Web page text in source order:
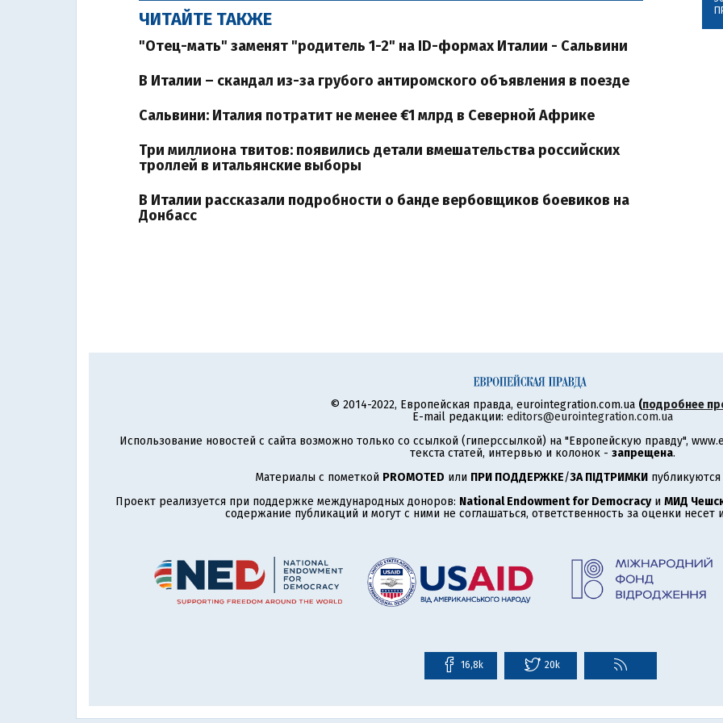
ЧИТАЙТЕ ТАКЖЕ
"Отец-мать" заменят "родитель 1-2" на ID-формах Италии - Сальвини
В Италии – скандал из-за грубого антиромского объявления в поезде
Сальвини: Италия потратит не менее €1 млрд в Северной Африке
Три миллиона твитов: появились детали вмешательства российских
троллей в итальянские выборы
В Италии рассказали подробности о банде вербовщиков боевиков на
Донбасс
© 2014-2022, Европейская правда, eurointegration.com.ua (подробнее
E-mail редакции: editors@eurointegration.com.ua
Использование новостей с сайта возможно только со ссылкой (гиперссылкой) на "Европейскую правду",
текста статей, интервью и колонок - запрещена.
Материалы с пометкой PROMOTED или ПРИ ПОДДЕРЖКЕ/ЗА ПІДТРИМКИ
Проект реализуется при поддержке международных доноров: National Endowment for Democracyи МИД
содержание публикаций и могут с ними не соглашаться, ответственность за оценки несет
16,8k 20k